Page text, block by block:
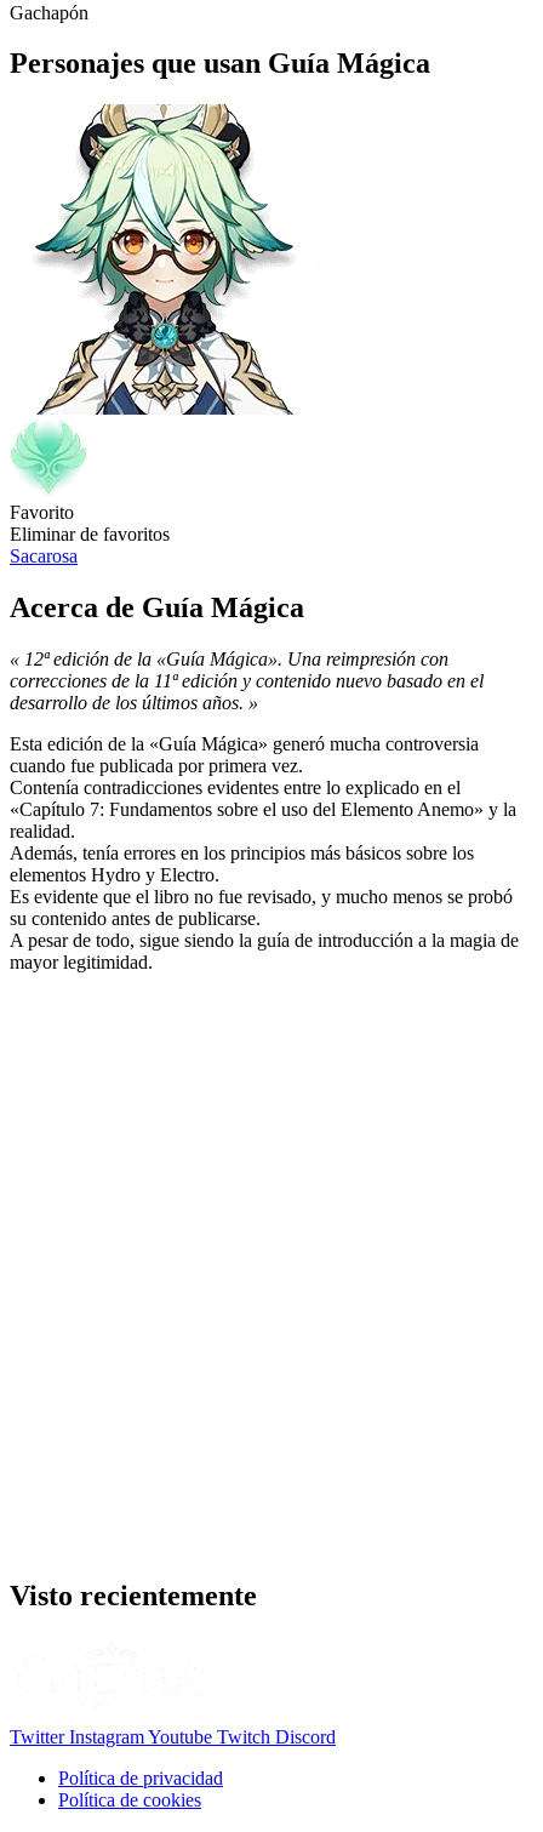
Gachapón
Personajes que usan Guía Mágica
Favorito
Eliminar de favoritos
Sacarosa
Acerca de Guía Mágica
« 12ª edición de la «Guía Mágica». Una reimpresión con
correcciones de la 11ª edición y contenido nuevo basado en el
desarrollo de los últimos años. »
Esta edición de la «Guía Mágica» generó mucha controversia
cuando fue publicada por primera vez.
Contenía contradicciones evidentes entre lo explicado en el
«Capítulo 7: Fundamentos sobre el uso del Elemento Anemo» y la
realidad.
Además, tenía errores en los principios más básicos sobre los
elementos Hydro y Electro.
Es evidente que el libro no fue revisado, y mucho menos se probó
su contenido antes de publicarse.
A pesar de todo, sigue siendo la guía de introducción a la magia de
mayor legitimidad.
Visto recientemente
Twitter InstagramYoutube Twitch Discord
Política de privacidad
Política de cookies